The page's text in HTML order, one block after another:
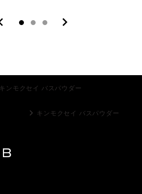
キンモクセイ バスパウダー
キンモクセイ バスパウダー